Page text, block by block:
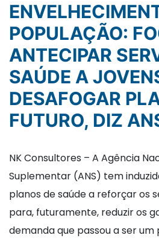
ENVELHECIMENTO DA
POPULAÇÃO:
ANTECIPAR
SAÚDE A
DESAFOGAR
FUTURO, DIZ
NK Consultores – A Agência
Suplementar (ANS) tem
planos de saúde a reforçar os
para, futuramente, reduzir os
demanda que passou a ser